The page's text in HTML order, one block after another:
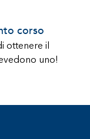
corso
ottenere il
uno!